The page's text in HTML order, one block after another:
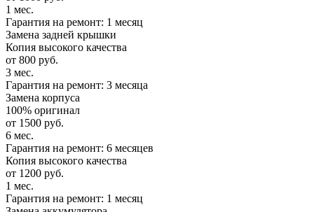
1 мес.
Гарантия на ремонт: 1 месяц
Замена задней крышки
Копия высокого качества
от 800 руб.
3 мес.
Гарантия на ремонт: 3 месяца
Замена корпуса
100% оригинал
от 1500 руб.
6 мес.
Гарантия на ремонт: 6 месяцев
Копия высокого качества
от 1200 руб.
1 мес.
Гарантия на ремонт: 1 месяц